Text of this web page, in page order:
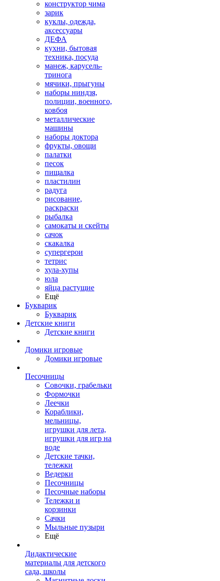
конструктор чима
зарик
куклы, одежда,
аксессуары
ДЕФА
кухни, бытовая
техника, посуда
манеж, карусель-
тринога
мячики, прыгуны
наборы ниндзя,
полиции, военного,
ковбоя
металлические
машины
наборы доктора
фрукты, овощи
палатки
песок
пищалка
пластилин
радуга
рисование,
раскраски
рыбалка
самокаты и скейты
сачок
скакалка
супергерои
тетрис
хула-хупы
юла
яйца растущие
Ещё
Букварик
Букварик
Детские книги
Детские книги
Домики игровые
Домики игровые
Песочницы
Совочки, грабельки
Формочки
Леечки
Кораблики,
мельницы,
игрушки для лета,
игрушки для игр на
воде
Детские тачки,
тележки
Ведерки
Песочницы
Песочные наборы
Тележки и
корзинки
Сачки
Мыльные пузыри
Ещё
Дидактические
материалы для детского
сада, школы